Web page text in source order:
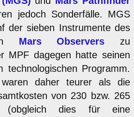
jedoch Sonderfälle. MGS
der sieben Instrumente des
Mars Observers zu
MPF dagegen hatte seinen
technologischen Programm.
waren daher teurer als die
von 230 bzw. 265
(obgleich dies für eine